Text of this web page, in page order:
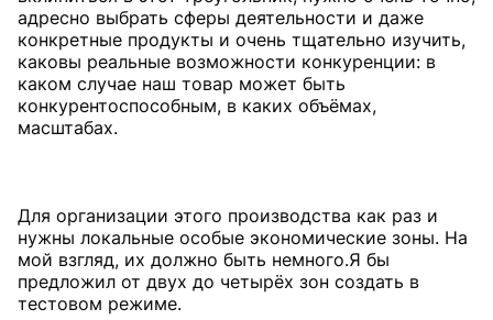
адресно выбрать сферы деятельности и даже
конкретные продукты и очень тщательно изучить,
каковы реальные возможности конкуренции: в
каком случае наш товар может быть
конкурентоспособным, в каких объёмах,
масштабах.
Для организации этого производства как раз и
нужны локальные особые экономические зоны. На
мой взгляд, их должно быть немного.Я бы
предложил от двух до четырёх зон создать в
тестовом режиме.